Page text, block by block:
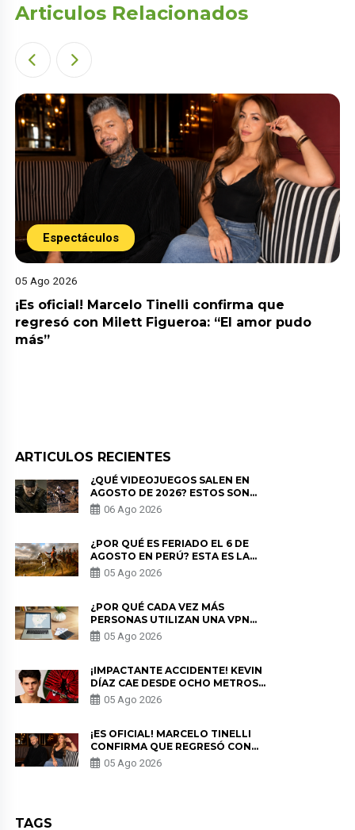
Articulos Relacionados
Espectáculos
05 Ago 2026
¡Es oficial! Marcelo Tinelli confirma que
regresó con Milett Figueroa: “El amor pudo
más”
ARTICULOS RECIENTES
¿QUÉ VIDEOJUEGOS SALEN EN
AGOSTO DE 2026? ESTOS SON
LOS ESTRENOS MÁS ESPERADOS
06 Ago 2026
¿POR QUÉ ES FERIADO EL 6 DE
AGOSTO EN PERÚ? ESTA ES LA
HISTORIA
05 Ago 2026
¿POR QUÉ CADA VEZ MÁS
PERSONAS UTILIZAN UNA VPN
PARA PROTEGER SU
PRIVACIDAD?
05 Ago 2026
¡IMPACTANTE ACCIDENTE! KEVIN
DÍAZ CAE DESDE OCHO METROS
EN “ESTO ES GUERRA” Y GENERA
PREOCUPACIÓN
05 Ago 2026
¡ES OFICIAL! MARCELO TINELLI
CONFIRMA QUE REGRESÓ CON
MILETT FIGUEROA: “EL AMOR
PUDO MÁS”
05 Ago 2026
TAGS